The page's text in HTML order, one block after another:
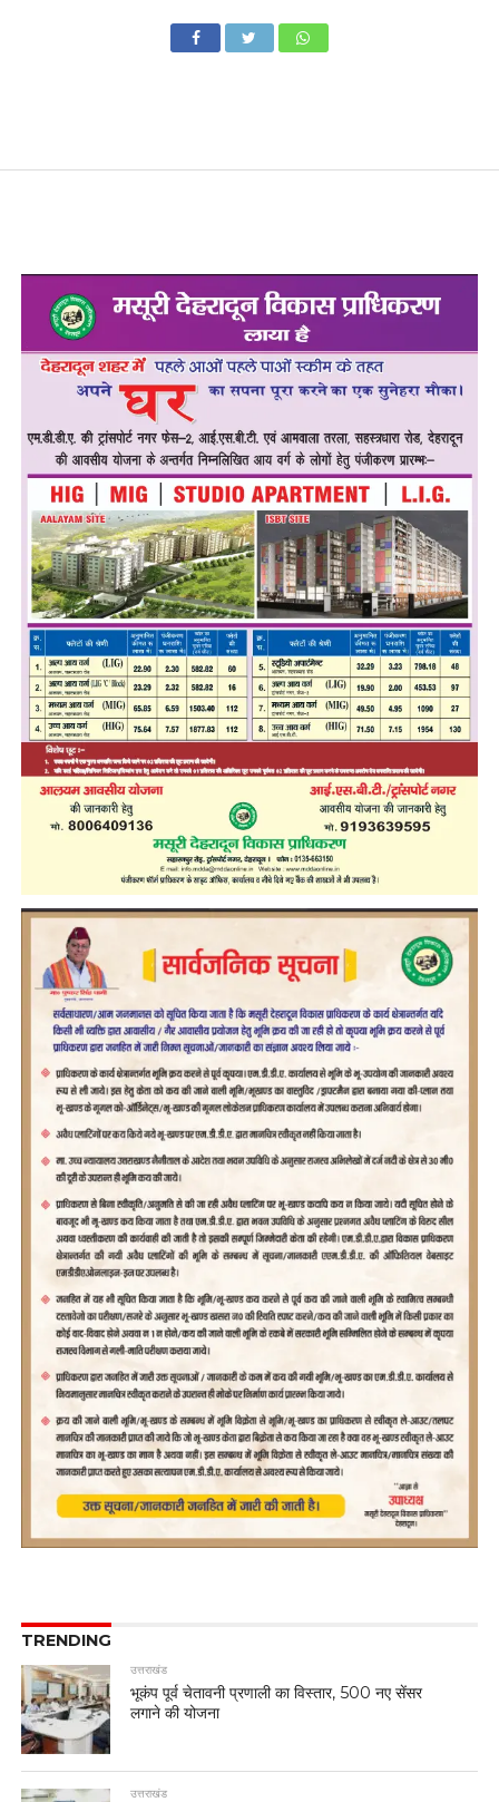
TRENDING
उत्तराखंड
भूकंप पूर्व चेतावनी प्रणाली का विस्तार, 500 नए सेंसर
लगाने की योजना
उत्तराखंड